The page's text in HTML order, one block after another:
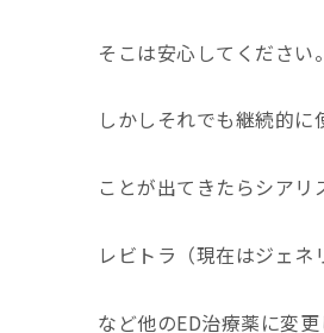
そこは安心してください。
しかしそれでも継続的
ことが出てきたらシアリ
レビトラ（現在はジェネ
など他のED治療薬に変